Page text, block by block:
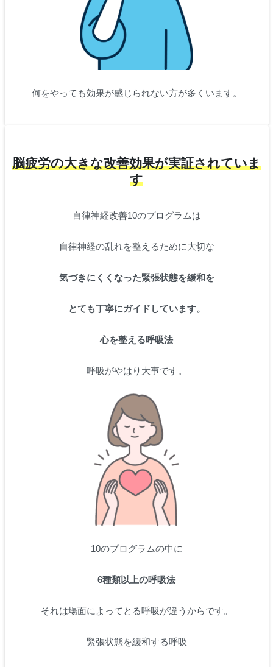
何をやっても効果が感じられない方が多くいます。
脳疲労の大きな改善効果が実証されていま
す
自律神経改善10のプログラムは
自律神経の乱れを整えるために大切な
気づきにくくなった緊張状態を緩和を
とても丁寧にガイドしています。
心を整える呼吸法
呼吸がやはり大事です。
10のプログラムの中に
6種類以上の呼吸法
それは場面によってとる呼吸が違うからです。
緊張状態を緩和する呼吸